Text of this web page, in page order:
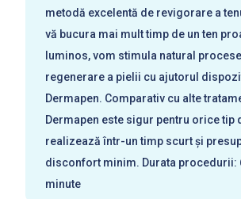
metodă excelentă de revigorare a
vă bucura mai mult timp de un ten
luminos, vom stimula natural
regenerare a pielii cu ajutorul
Dermapen. Comparativ cu alte
Dermapen este sigur pentru orice tip
realizează într-un timp scurt și
disconfort minim. Durata procedurii:
minute